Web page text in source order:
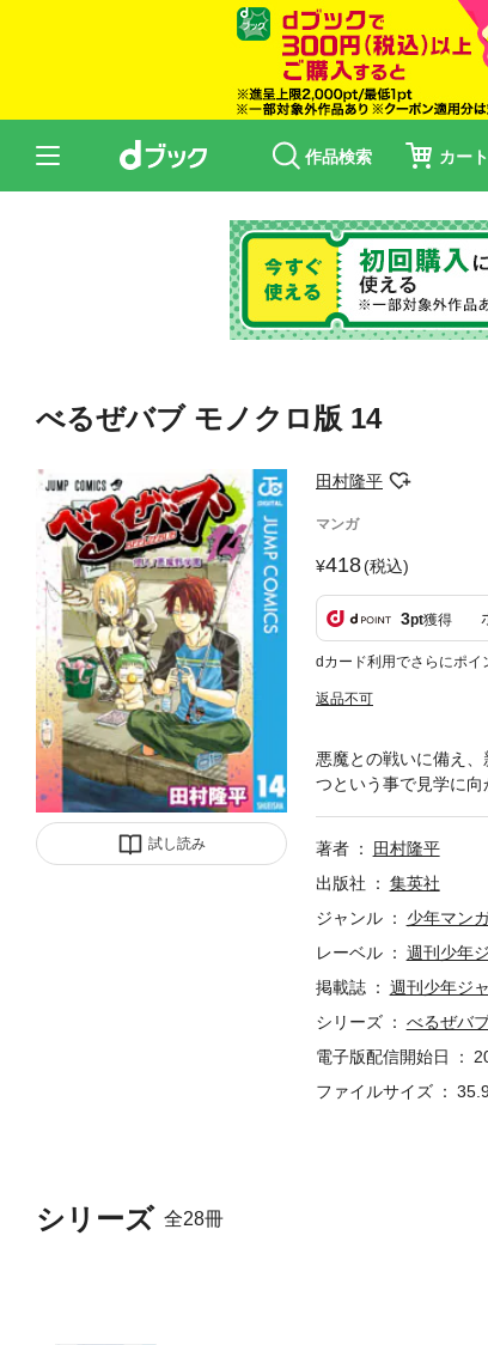
作品検索 カート
べるぜバブ モノクロ版 14
試し読み
田村隆平
マンガ
418(税込)
3pt獲得
dカード利用でさらにポイ
返品不可
シリーズ 全28冊
悪魔との戦いに備え
つという事で見学に
著者
田村隆平
出版社
集英社
ジャンル
少年マン
レーベル
週刊少年
掲載誌
週刊少年ジ
シリーズ
べるぜバ
電子版配信開始日
ファイルサイズ